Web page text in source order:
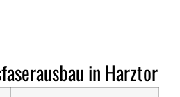
in Harztor